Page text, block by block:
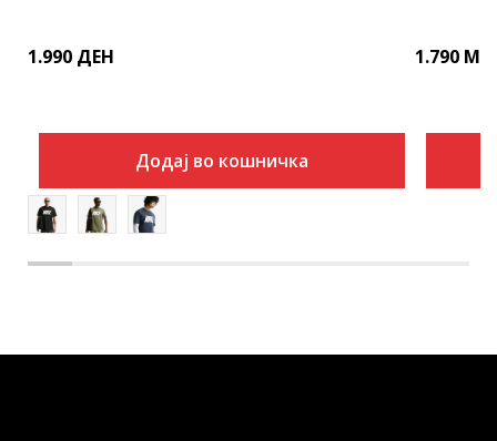
1.990 ДЕН
Додај во кошничка
1.790